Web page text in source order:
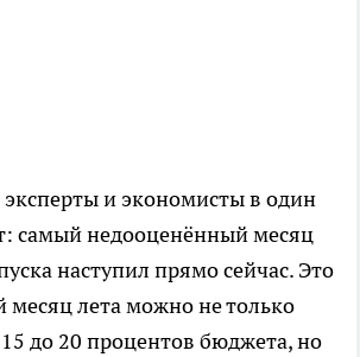
эксперты и экономисты в один
самый недооценённый месяц
наступил прямо сейчас. Это
лета можно не только
до 20 процентов бюджета, но